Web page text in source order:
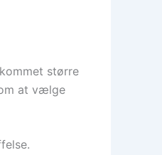
større
at vælge